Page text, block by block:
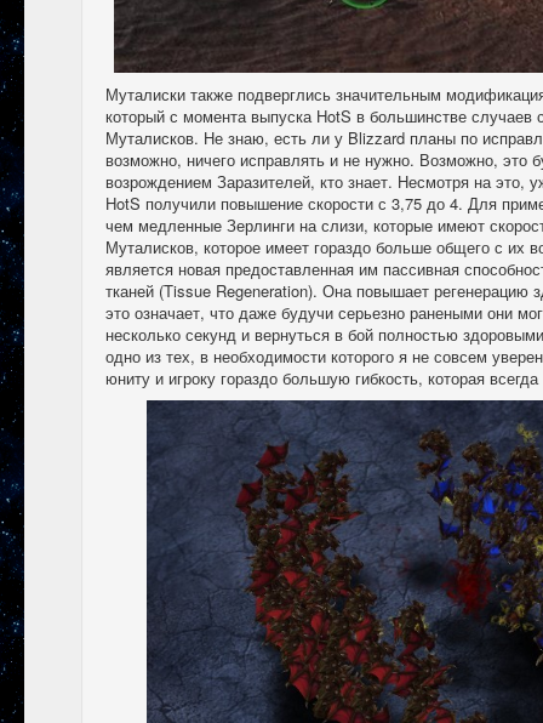
Муталиски также подверглись значительным
который с момента выпуска HotS в большинстве случаев
Муталисков. Не знаю, есть ли у Blizzard планы по
возможно, ничего исправлять и не нужно. Возможно, это
возрождением Заразителей, кто знает. Несмотря на это,
HotS получили повышение скорости с 3,75 до 4. Для
чем медленные Зерлинги на слизи, которые имеют
Муталисков, которое имеет гораздо больше общего с их
является новая предоставленная им пассивная
тканей (Tissue Regeneration). Она повышает регенерацию
это означает, что даже будучи серьезно ранеными они
несколько секунд и вернуться в бой полностью
одно из тех, в необходимости которого я не совсем
юниту и игроку гораздо большую гибкость, которая